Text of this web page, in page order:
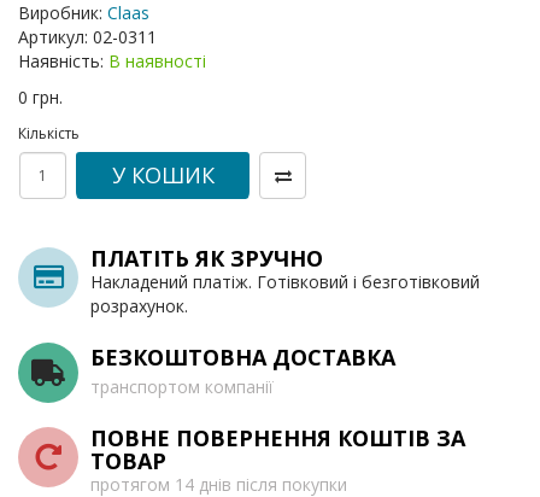
Виробник: Claas
Артикул: 02-0311
Наявність: В наявності
0 грн.
Кількість
У КОШИК
ПЛАТІТЬ ЯК ЗРУЧНО
Накладений платіж. Готівковий і безготівковий
розрахунок.
БЕЗКОШТОВНА ДОСТАВКА
транспортом компанії
ПОВНЕ ПОВЕРНЕННЯ КОШТІВ ЗА
ТОВАР
протягом 14 днів після покупки